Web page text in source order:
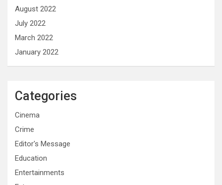
August 2022
July 2022
March 2022
January 2022
Categories
Cinema
Crime
Editor's Message
Education
Entertainments